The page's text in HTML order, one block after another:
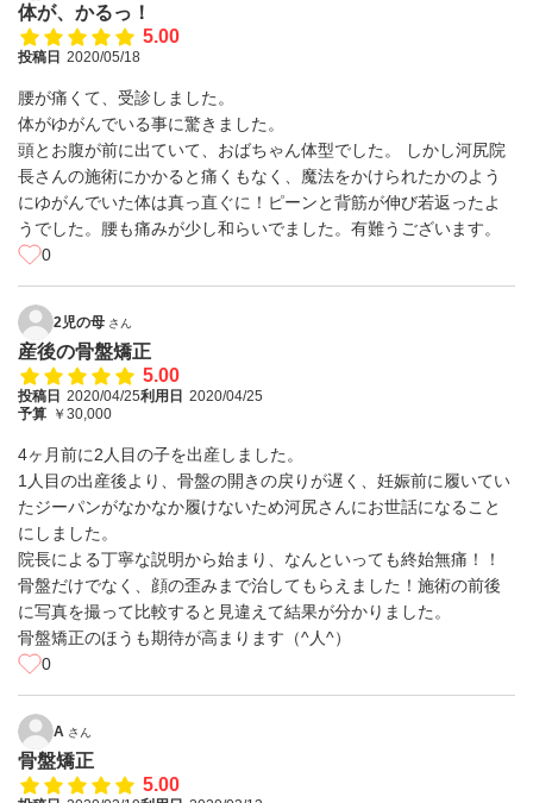
体が、かるっ！
5.00
投稿日 2020/05/18
腰が痛くて、受診しました。
体がゆがんでいる事に驚きました。
頭とお腹が前に出ていて、おばちゃん体型でした。 しかし河尻院
長さんの施術にかかると痛くもなく、魔法をかけられたかのよう
にゆがんでいた体は真っ直ぐに！ピーンと背筋が伸び若返ったよ
うでした。腰も痛みが少し和らいでました。有難うございます。
0
2児の母 さん
産後の骨盤矯正
5.00
投稿日 2020/04/25利用日 2020/04/25
予算 ￥30,000
4ヶ月前に2人目の子を出産しました。
1人目の出産後より、骨盤の開きの戻りが遅く、妊娠前に履いてい
たジーパンがなかなか履けないため河尻さんにお世話になること
にしました。
院長による丁寧な説明から始まり、なんといっても終始無痛！！
骨盤だけでなく、顔の歪みまで治してもらえました！施術の前後
に写真を撮って比較すると見違えて結果が分かりました。
骨盤矯正のほうも期待が高まります（^人^）
0
A さん
骨盤矯正
5.00